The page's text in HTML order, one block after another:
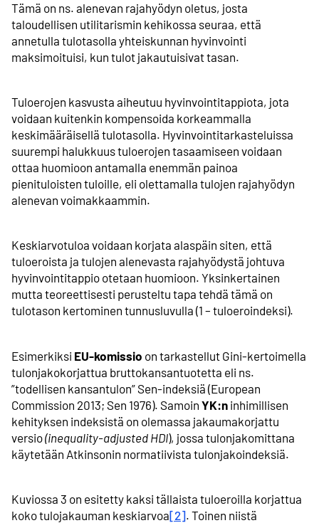
Tämä on ns. alenevan rajahyödyn oletus, josta
taloudellisen utilitarismin kehikossa seuraa, että
annetulla tulotasolla yhteiskunnan hyvinvointi
maksimoituisi, kun tulot jakautuisivat tasan.
Tuloerojen kasvusta aiheutuu hyvinvointitappiota, jota
voidaan kuitenkin kompensoida korkeammalla
keskimääräisellä tulotasolla. Hyvinvointi­tarkasteluissa
suurempi halukkuus tuloerojen tasaamiseen voidaan
ottaa huomioon antamalla enemmän painoa
pienituloisten tuloille, eli olettamalla tulojen rajahyödyn
alenevan voimakkaammin.
Keskiarvotuloa voidaan korjata alaspäin siten, että
tuloeroista ja tulojen alenevasta rajahyödystä johtuva
hyvinvointitappio otetaan huomioon. Yksinkertainen
mutta teoreettisesti perusteltu tapa tehdä tämä on
tulotason kertominen tunnusluvulla (1 – tuloeroindeksi).
Esimerkiksi EU-komissio on tarkastellut Gini-kertoimella
tulonjakokorjattua brutto­kansantuotetta eli ns.
”todellisen kansantulon” Sen-indeksiä (European
Commission 2013; Sen 1976). Samoin YK:n inhimillisen
kehityksen indeksistä on olemassa jakauma­korjattu
versio(inequality-adjusted HDI), jossa tulon­jakomittana
käytetään Atkinsonin normatiivista tulonjako­indeksiä.
Kuviossa 3 on esitetty kaksi tällaista tuloeroilla korjattua
koko tulo­jakauman keskiarvoa[2]. Toinen niistä